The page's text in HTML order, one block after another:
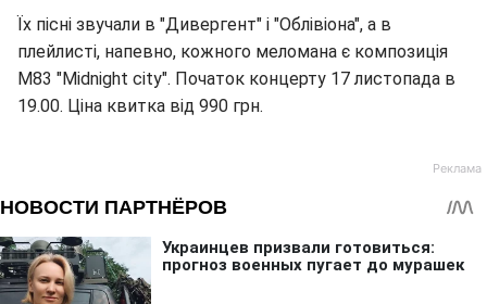
Їх пісні звучали в "Дивергент" і "Облівіона", а в
плейлисті, напевно, кожного меломана є композиція
M83 "Midnight city". Початок концерту 17 листопада в
19.00. Ціна квитка від 990 грн.